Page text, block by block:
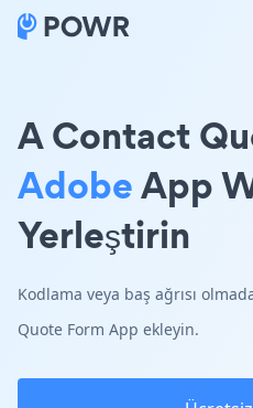
A Contact
AdobeApp
Yerleştirin
Kodlama veya baş ağrısı
Quote Form App ekleyin.